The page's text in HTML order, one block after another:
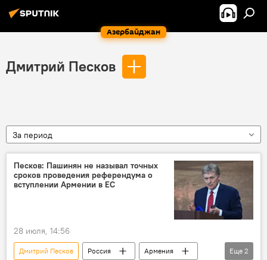
Азербайджан
Дмитрий Песков
За период
Песков: Пашинян не называл точных
сроков проведения референдума о
вступлении Армении в ЕС
28 июля, 14:56
Дмитрий Песков Россия
Армения
Еще 2